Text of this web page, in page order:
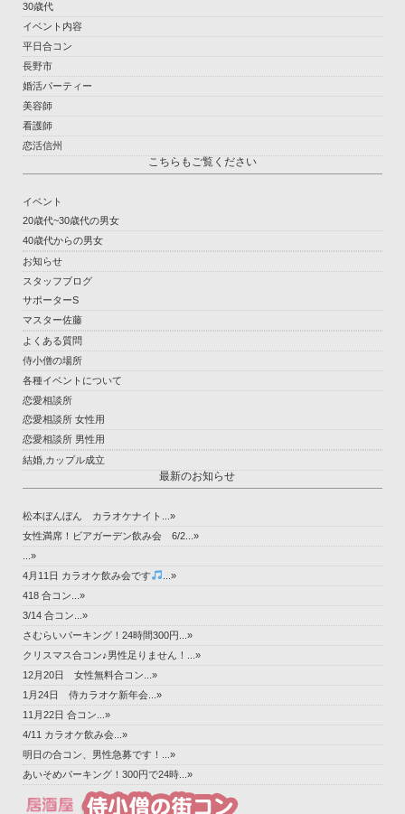
30歳代
イベント内容
平日合コン
長野市
婚活パーティー
美容師
看護師
恋活信州
こちらもご覧ください
イベント
20歳代~30歳代の男女
40歳代からの男女
お知らせ
スタッフブログ
サポーターS
マスター佐藤
よくある質問
侍小僧の場所
各種イベントについて
恋愛相談所
恋愛相談所 女性用
恋愛相談所 男性用
結婚,カップル成立
最新のお知らせ
松本ぼんぼん カラオケナイト...»
女性満席！ビアガーデン飲み会 6/2...»
...»
4月11日 カラオケ飲み会です
...»
418 合コン...»
3/14 合コン...»
さむらいパーキング！24時間300円...»
クリスマス合コン♪男性足りません！...»
12月20日 女性無料合コン...»
1月24日 侍カラオケ新年会...»
11月22日 合コン...»
4/11 カラオケ飲み会...»
明日の合コン、男性急募です！...»
あいそめパーキング！300円で24時...»